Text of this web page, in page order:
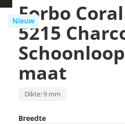
Nieuw
Forbo
5215
maat
Dikte: 9 mm
Breedte